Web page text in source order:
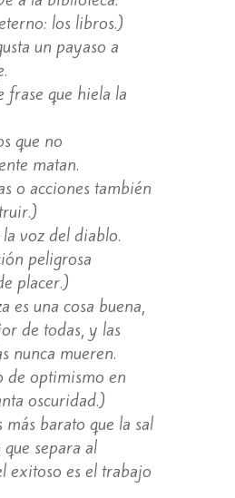
los libros.)
un payaso a
frase que hiela la
que no
matan.
o acciones también
voz del diablo.
peligrosa
placer.)
es una cosa buena,
de todas, y las
nunca mueren.
de optimismo en
oscuridad.)
más barato que la sal
separa al
exitoso es el trabajo